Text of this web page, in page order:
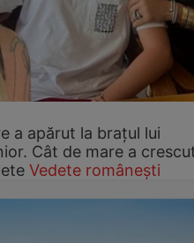
a apărut la brațul lui
Cât de mare a
Vedete românești